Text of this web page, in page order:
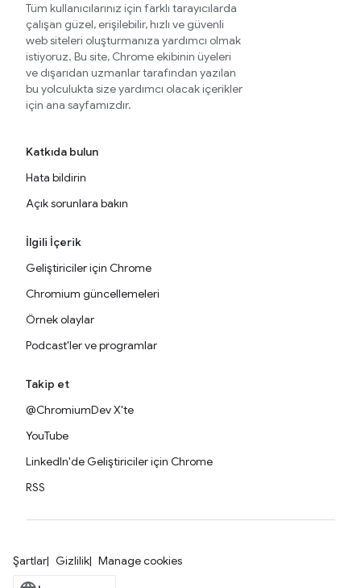
Tüm kullanıcılarınız için farklı tarayıcılarda
çalışan güzel, erişilebilir, hızlı ve güvenli
web siteleri oluşturmanıza yardımcı olmak
istiyoruz. Bu site, Chrome ekibinin üyeleri
ve dışarıdan uzmanlar tarafından yazılan
bu yolculukta size yardımcı olacak içerikler
için ana sayfamızdır.
Katkıda bulun
Hata bildirin
Açık sorunlara bakın
İlgili İçerik
Geliştiriciler için Chrome
Chromium güncellemeleri
Örnek olaylar
Podcast'ler ve programlar
Takip et
@ChromiumDev X'te
YouTube
LinkedIn'de Geliştiriciler için Chrome
RSS
Şartlar Gizlilik Manage cookies